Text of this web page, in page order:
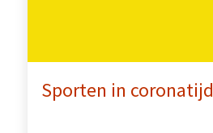
Sporten in coronatijd